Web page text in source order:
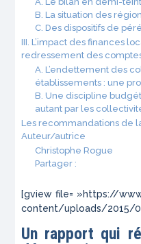
B. La situation des
C. Des dispositifs de
III. L’impact des finances
redressement des
A. L’endettement des
établissements : une
B. Une discipline
autant par les
Les recommandations de
Auteur/autrice
Christophe Rogue
Partager :
[gview file= »https://
content/uploads/2015/
Un rapport qui